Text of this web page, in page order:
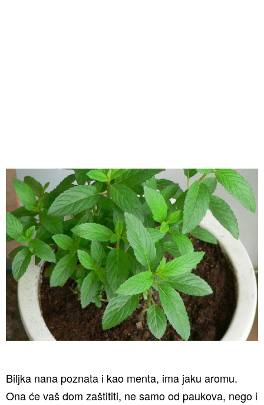
Biljka nana poznata i kao menta, ima jaku aromu.
Ona će vaš dom zaštititi, ne samo od paukova, nego i